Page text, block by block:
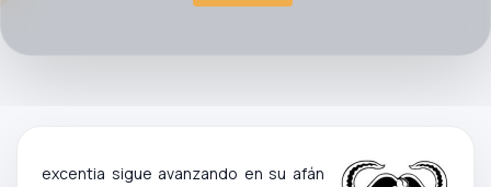
excentia sigue avanzando en su afán